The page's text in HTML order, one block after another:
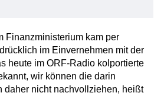
Finanzministerium kam per
im Einvernehmen mit der
heute im ORF-Radio kolportierte
wir können die darin
daher nicht nachvollziehen, heißt